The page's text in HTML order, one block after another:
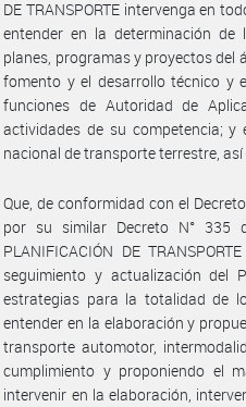
DE TRANSPORTE intervenga en
entender en la determinación
planes, programas y proyectos del
fomento y el desarrollo técnico y
funciones de Autoridad de
actividades de su competencia;
nacional de transporte terrestre,
Que, de conformidad con el
por su similar Decreto N° 335
PLANIFICACIÓN DE
seguimiento y actualización del
estrategias para la totalidad de
entender en la elaboración y
transporte automotor,
cumplimiento y proponiendo el
intervenir en la elaboración,